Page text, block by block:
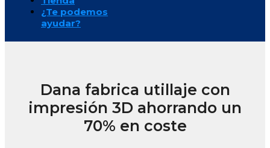
¿Te podemos
ayudar?
Dana fabrica utillaje con
impresión 3D ahorrando un
70% en coste